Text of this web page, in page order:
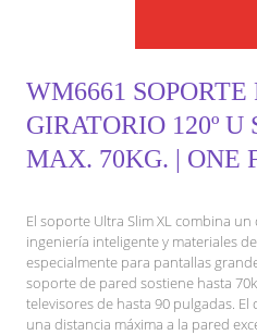
WM6661
GIRATORIO 120º U
MAX. 70KG. | ONE
El soporte Ultra Slim XL combina
ingeniería inteligente y materiales
especialmente para pantallas
soporte de pared sostiene hasta
televisores de hasta 90 pulgadas.
una distancia máxima a la pared